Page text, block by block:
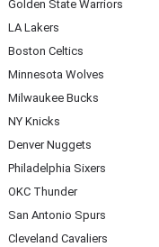
Golden State Warriors
LA Lakers
Boston Celtics
Minnesota Wolves
Milwaukee Bucks
NY Knicks
Denver Nuggets
Philadelphia Sixers
OKC Thunder
San Antonio Spurs
Cleveland Cavaliers